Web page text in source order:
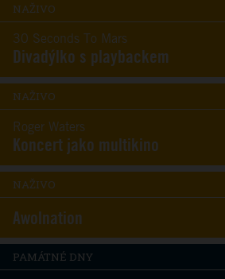
NAŽIVO
30 Seconds To Mars
Divadýlko s playbackem
NAŽIVO
Roger Waters
Koncert jako multikino
NAŽIVO
Awolnation
PAMÁTNÉ DNY